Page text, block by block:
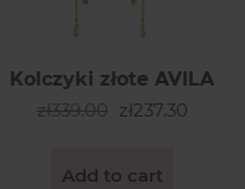
Kolczyki złote AVILA
zł339.00 zł237.30
Add to cart